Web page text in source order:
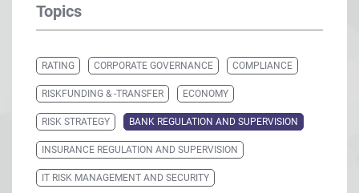
Topics
RATING CORPORATE GOVERNANCE COMPLIANCE
RISKFUNDING & -TRANSFER ECONOMY
RISK STRATEGY BANK REGULATION AND SUPERVISION
INSURANCE REGULATION AND SUPERVISION
IT RISK MANAGEMENT AND SECURITY